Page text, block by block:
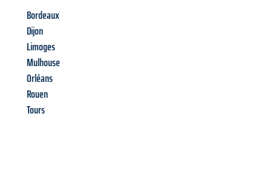
Bordeaux
Dijon
Limoges
Mulhouse
Orléans
Rouen
Tours